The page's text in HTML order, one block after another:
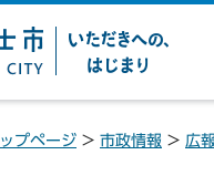
だきへの、は
ップページ > 市政情報 > 広報